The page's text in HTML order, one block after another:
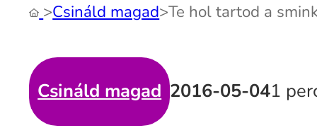
>Csináld magad>Te hol tartod a
Csináld magad 2016-05-041